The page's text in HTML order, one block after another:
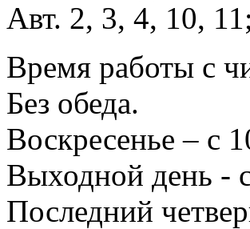
Авт. 2, 3, 4, 10,
Время работы с
Без обеда.
Воскресенье – с
Выходной день -
Последний